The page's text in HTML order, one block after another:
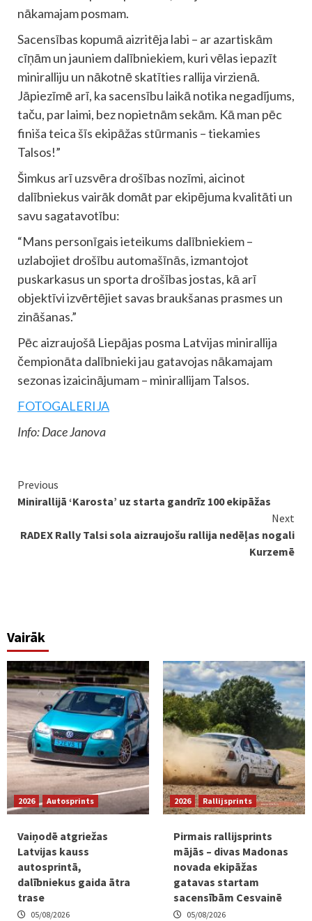
nākamajam posmam.
Sacensības kopumā aizritēja labi – ar azartiskām
cīņām un jauniem dalībniekiem, kuri vēlas iepazīt
miniralliju un nākotnē skatīties rallija virzienā.
Jāpiezīmē arī, ka sacensību laikā notika negadījums,
taču, par laimi, bez nopietnām sekām. Kā man pēc
finiša teica šīs ekipāžas stūrmanis – tiekamies
Talsos!”
Šimkus arī uzsvēra drošības nozīmi, aicinot
dalībniekus vairāk domāt par ekipējuma kvalitāti un
savu sagatavotību:
“Mans personīgais ieteikums dalībniekiem –
uzlabojiet drošību automašīnās, izmantojot
puskarkasus un sporta drošības jostas, kā arī
objektīvi izvērtējiet savas braukšanas prasmes un
zināšanas.”
Pēc aizraujošā Liepājas posma Latvijas minirallija
čempionāta dalībnieki jau gatavojas nākamajam
sezonas izaicinājumam – minirallijam Talsos.
FOTOGALERIJA
Info: Dace Janova
Continue
Reading
Previous
Minirallijā ‘Karosta’ uz starta gandrīz 100 ekipāžas
Next
RADEX Rally Talsi sola aizraujošu rallija nedēļas nogali
Kurzemē
Vairāk
2026 Autosprints
Vaiņodē atgriežas
Latvijas kauss
autosprintā,
dalībniekus gaida ātra
trase
05/08/2026
2026 Rallijsprints
Pirmais rallijsprints
mājās – divas Madonas
novada ekipāžas
gatavas startam
sacensībām Cesvainē
05/08/2026